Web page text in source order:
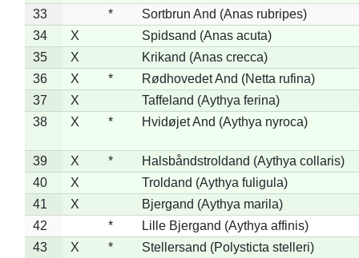
33
*
Sortbrun And (Anas rubripes)
34
X
Spidsand (Anas acuta)
35
X
Krikand (Anas crecca)
36
X *
Rødhovedet And (Netta rufina)
37
X
Taffeland (Aythya ferina)
38
X * Hvidøjet And (Aythya nyroca)
39 X *
Halsbåndstroldand (Aythya collaris)
40
X
Troldand (Aythya fuligula)
41
X
Bjergand (Aythya marila)
42
*
Lille Bjergand (Aythya affinis)
43
X *
Stellersand (Polysticta stelleri)